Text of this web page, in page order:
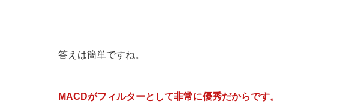
答えは簡単ですね。
MACDがフィルターとして非常に優秀だからです。